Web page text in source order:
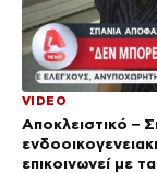
VIDEO
Αποκλειστικό –
επικοινωνεί με